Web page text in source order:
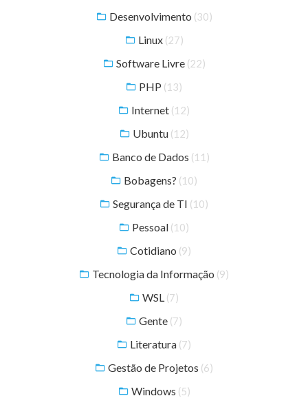
Desenvolvimento (30)
Linux (27)
Software Livre (22)
PHP (13)
Internet (12)
Ubuntu (12)
Banco de Dados (11)
Bobagens? (10)
Segurança de TI (10)
Pessoal (10)
Cotidiano (9)
Tecnologia da Informação (9)
WSL (7)
Gente (7)
Literatura (7)
Gestão de Projetos (6)
Windows (5)